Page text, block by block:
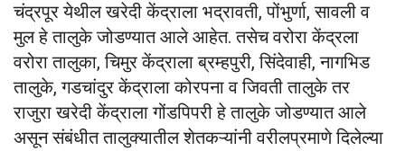
चंद्रपूर येथील खरेदी केंद्राला भद्रावती, पोंभुर्णा, सावली व
मुल हे तालुके जोडण्यात आले आहेत. तसेच वरोरा केंद्रला
वरोरा तालुका, चिमुर केंद्राला ब्रम्हपुरी, सिंदेवाही, नागभिड
तालुके, गडचांदुर केंद्राला कोरपना व जिवती तालुके तर
राजुरा खरेदी केंद्राला गोंडपिपरी हे तालुके जोडण्यात आले
असून संबंधीत तालुक्यातील शेतकऱ्यांनी वरीलप्रमाणे दिलेल्या